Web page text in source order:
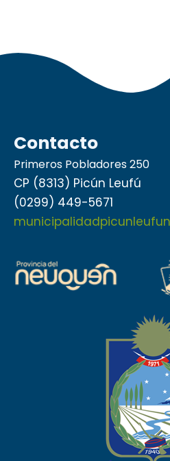
Contacto
Primeros Pobladores 250
CP (8313) Picún Leufú
(0299) 449-5671